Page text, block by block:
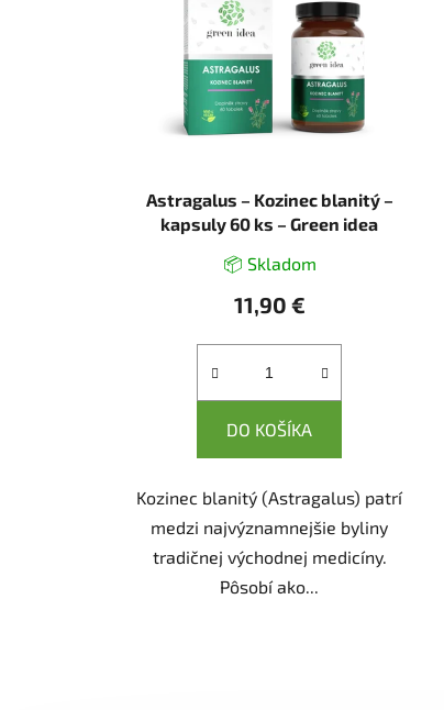
Astragalus – Kozinec blanitý –
kapsuly 60 ks – Green idea
📦 Skladom
11,90 €
DO KOŠÍKA
Kozinec blanitý (Astragalus) patrí
medzi najvýznamnejšie byliny
tradičnej východnej medicíny.
Pôsobí ako...